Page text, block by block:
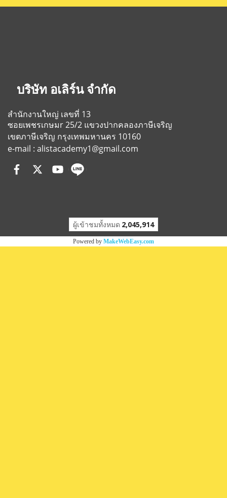
บริษัท อเลิร์น จำกัด
สำนักงานใหญ่ เลขที่ 13
ซอยเพชรเกษมr 25/2 แขวงปากคลองภาษีเจริญ
เขตภาษีเจริญ กรุงเทพมหานคร 10160
e-mail : alistacademy1@gmail.com
ผู้เข้าชมวันนี้ 16
Powered by MakeWebEasy.com